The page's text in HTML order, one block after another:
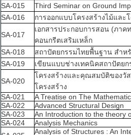
SA-015
Third Seminar on Ground
SA-016
การออกแบบโครงสร้างไม้และ
SA-017
เอกสารประกอบการสอน (ภาค
คอนกรีตเสริมเหล็ก
SA-018 สถาปัตยกรรมไทยพื้นฐาน สำห
SA-019
เขียนแบบช่างเทคนิคสถาปัตยก
SA-020
โครงสร้างและคุณสมบัติของวั
โครงสร้าง
SA-021
A Treatise on The
SA-022
Advanced Structural Design
SA-023
An Introduction to the theory
SA-024
Analysis Mechanics
Analysis of Structures : An